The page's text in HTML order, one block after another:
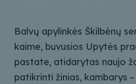
Balvų apylinkės Škilbėnų
kaime, buvusios Upytės
pastate, atidarytas naujo
patikrinti žinias, kambarys